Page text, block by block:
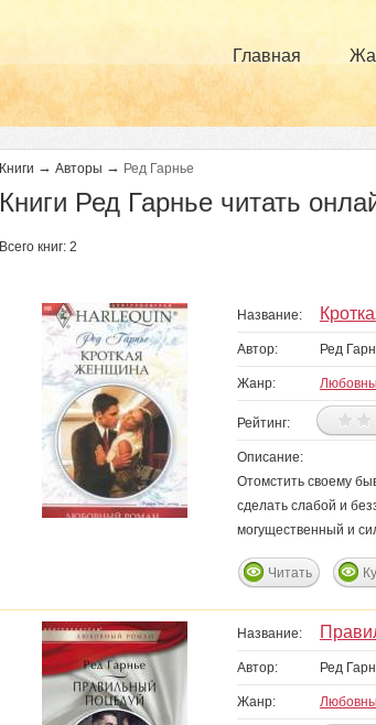
Главная
Книги → Авторы → Ред Гарнье
Книги Ред Гарнье читать
Всего книг: 2
Название:
Автор: Ред
Жанр:
Рейтинг:
Описание:
Отомстить своему
сделать слабой и
могущественный и
Читать
Название:
Автор: Ред
Жанр: